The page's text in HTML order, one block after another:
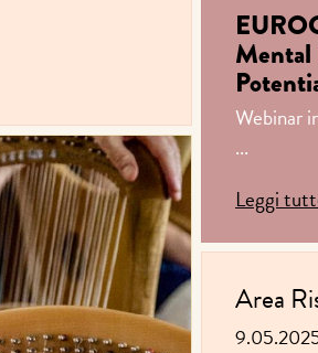
Mental
Webinar
...
Leggi
Area